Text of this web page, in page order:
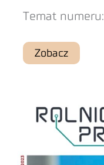
Temat numeru:
Zobacz